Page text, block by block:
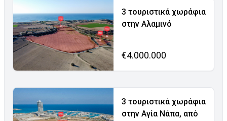
3 τουριστικά χωράφια
στην Αλαμινό
€4.000.000
3 τουριστικά χωράφια
στην Αγία Νάπα, από